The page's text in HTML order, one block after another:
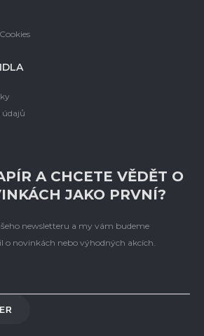
údajů
A CHCETE VĚDĚT O
JAKO PRVNÍ?
newsletteru a my vám budeme
o novinkách nebo výhodných akcích.